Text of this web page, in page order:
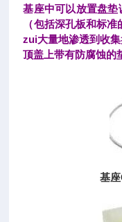
基座中可以放置盘
（包括深孔板和标
zui大量地渗透到收
顶盖上带有防腐蚀的
基